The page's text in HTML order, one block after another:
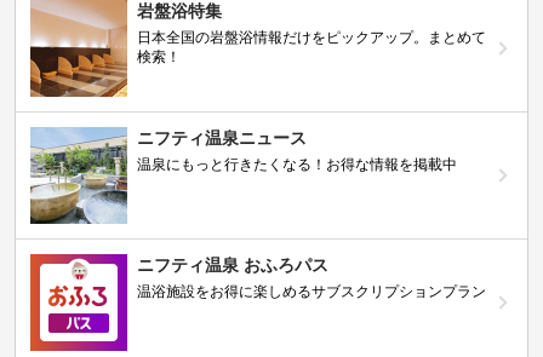
岩盤浴特集
日本全国の岩盤浴情報だけをピックアップ。まとめて
検索！
ニフティ温泉ニュース
温泉にもっと行きたくなる！お得な情報を掲載中
ニフティ温泉 おふろパス
温浴施設をお得に楽しめるサブスクリプションプラン